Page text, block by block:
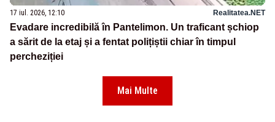
17 iul. 2026, 12:10 Realitatea.NET
Evadare incredibilă în Pantelimon. Un traficant șchiop
a sărit de la etaj și a fentat polițiștii chiar în timpul
percheziției
Mai Multe